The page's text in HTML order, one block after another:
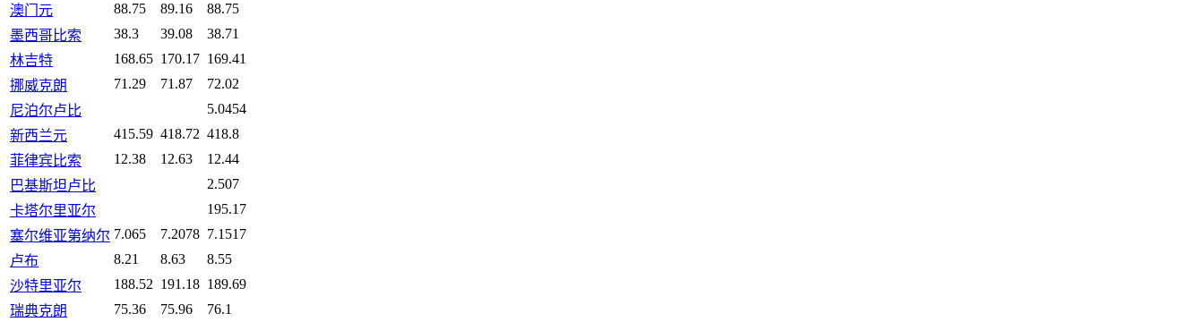
澳门元
88.75 89.16
88.75
墨西哥比索
38.3 39.08
38.71
林吉特
168.65 170.17 169.41
挪威克朗
71.29 71.87
72.02
尼泊尔卢比
5.0454
新西兰元
415.59 418.72 418.8
菲律宾比索
12.38 12.63
12.44
巴基斯坦卢比
2.507
卡塔尔里亚尔
195.17
塞尔维亚第纳尔 7.065 7.2078 7.1517
卢布
8.21 8.63
8.55
沙特里亚尔
188.52 191.18 189.69
瑞典克朗
75.36 75.96
76.1